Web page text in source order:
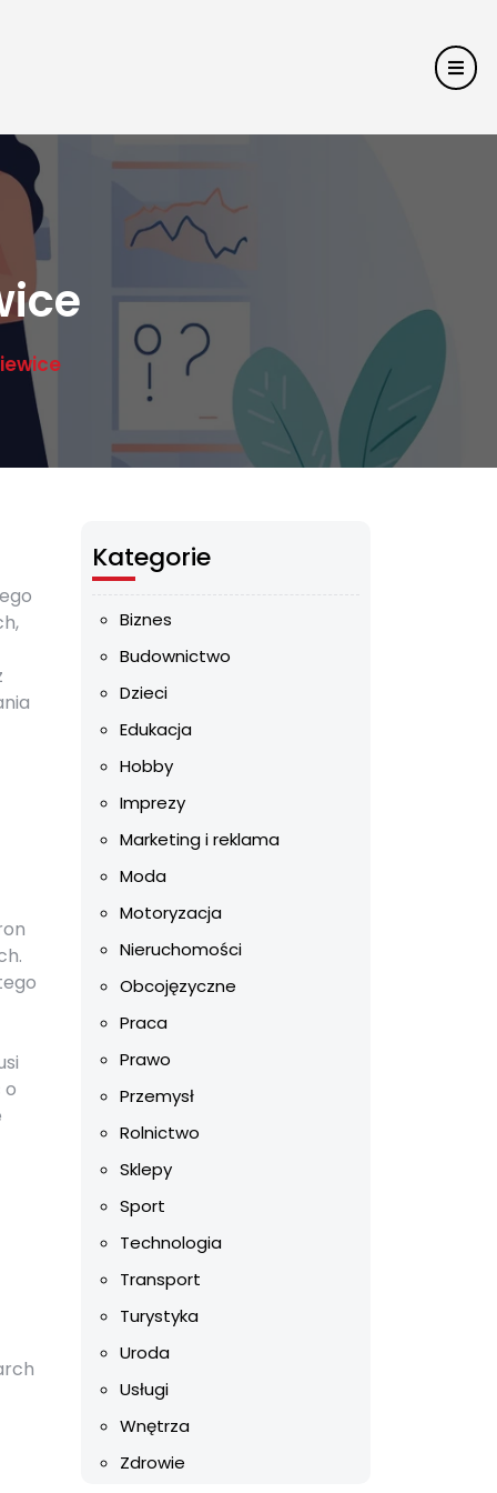
o
Kategorie
Biznes
Budownictwo
Dzieci
Edukacja
Hobby
Imprezy
Marketing i reklama
Moda
Motoryzacja
Nieruchomości
Obcojęzyczne
Praca
Prawo
Przemysł
Rolnictwo
Sklepy
Sport
Technologia
Transport
Turystyka
Uroda
Usługi
Wnętrza
Zdrowie